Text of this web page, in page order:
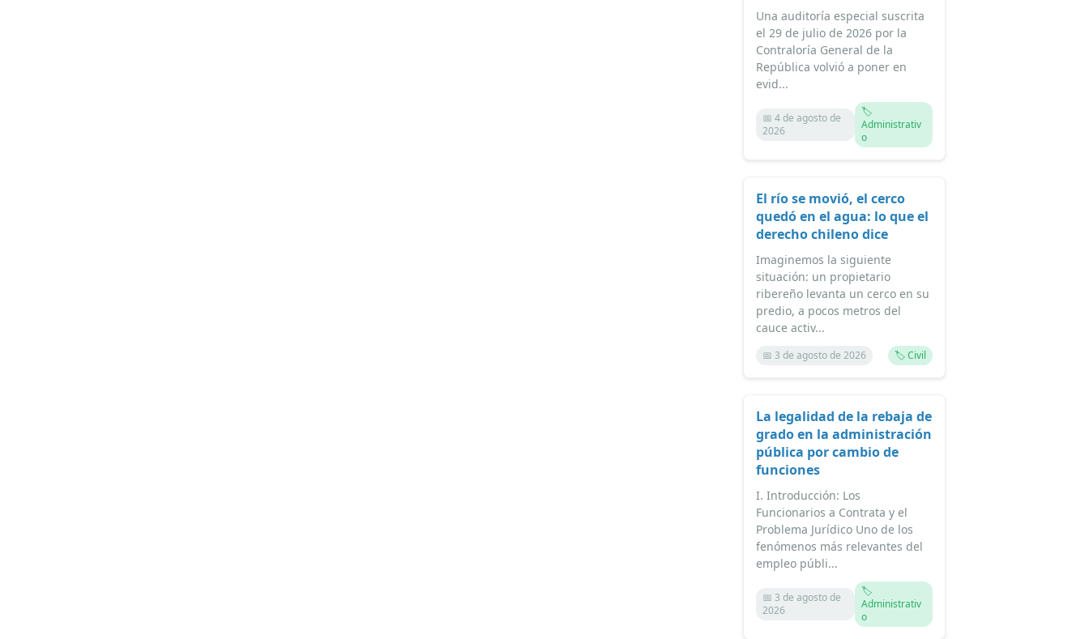
Una auditoría especial suscrita
el 29 de julio de 2026 por la
Contraloría General de la
República volvió a poner en
evid...
📅 4 de agosto de
2026
🏷️
Administrativ
o
El río se movió, el cerco
quedó en el agua: lo que el
derecho chileno dice
Imaginemos la siguiente
situación: un propietario
ribereño levanta un cerco en su
predio, a pocos metros del
cauce activ...
📅 3 de agosto de 2026 🏷️ Civil
La legalidad de la rebaja de
grado en la administración
pública por cambio de
funciones
I. Introducción: Los
Funcionarios a Contrata y el
Problema Jurídico Uno de los
fenómenos más relevantes del
empleo públi...
📅 3 de agosto de
2026
🏷️
Administrativ
o